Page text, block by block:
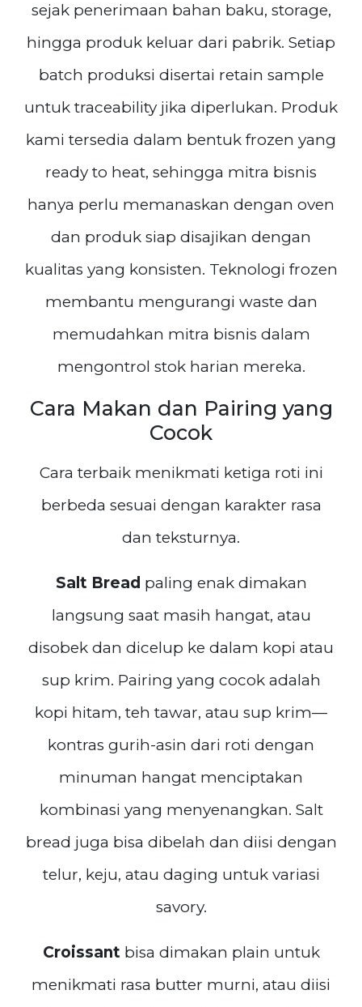
sejak penerimaan bahan baku, storage,
hingga produk keluar dari pabrik. Setiap
batch produksi disertai retain sample
untuk traceability jika diperlukan. Produk
kami tersedia dalam bentuk frozen yang
ready to heat, sehingga mitra bisnis
hanya perlu memanaskan dengan oven
dan produk siap disajikan dengan
kualitas yang konsisten. Teknologi frozen
membantu mengurangi waste dan
memudahkan mitra bisnis dalam
mengontrol stok harian mereka.
Cara Makan dan Pairing yang
Cocok
Cara terbaik menikmati ketiga roti ini
berbeda sesuai dengan karakter rasa
dan teksturnya.
Salt Bread paling enak dimakan
langsung saat masih hangat, atau
disobek dan dicelup ke dalam kopi atau
sup krim. Pairing yang cocok adalah
kopi hitam, teh tawar, atau sup krim—
kontras gurih-asin dari roti dengan
minuman hangat menciptakan
kombinasi yang menyenangkan. Salt
bread juga bisa dibelah dan diisi dengan
telur, keju, atau daging untuk variasi
savory.
Croissant bisa dimakan plain untuk
menikmati rasa butter murni, atau diisi